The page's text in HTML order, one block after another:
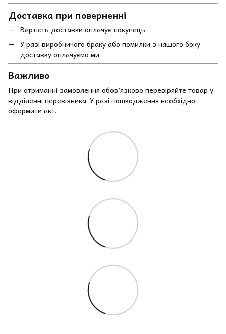
Доставка при поверненні
Вартість доставки оплачує покупець
У разі виробничого браку або помилки з нашого боку
доставку оплачуємо ми
Важливо
При отриманні замовлення обов’язково перевіряйте товар у
відділенні перевізника. У разі пошкодження необхідно
оформити акт.